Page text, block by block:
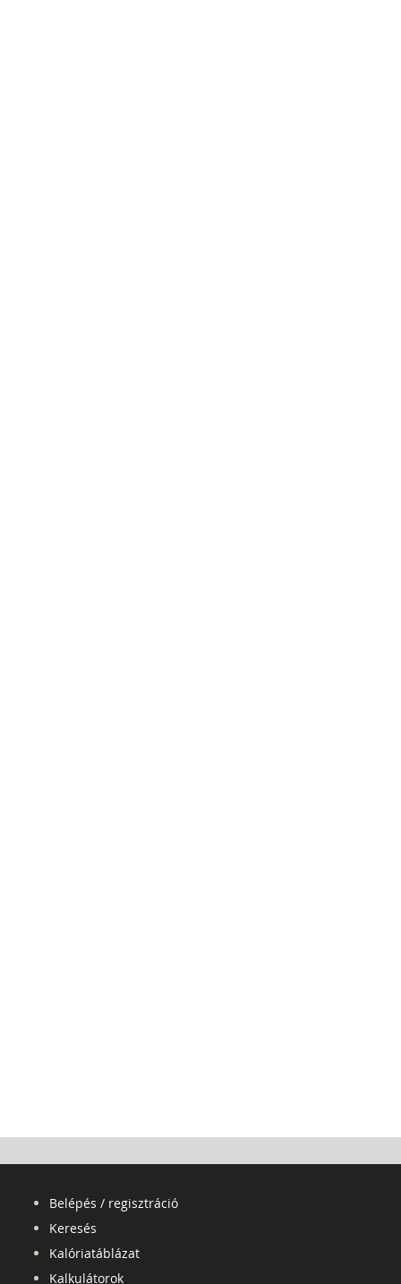
Belépés / regisztráció
Keresés
Kalóriatáblázat
Kalkulátorok